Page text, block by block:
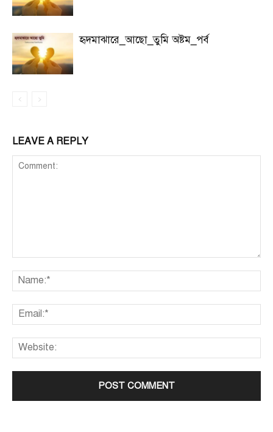
হৃদমাঝারে_আছো_তুমি অষ্টম_পর্ব
LEAVE A REPLY